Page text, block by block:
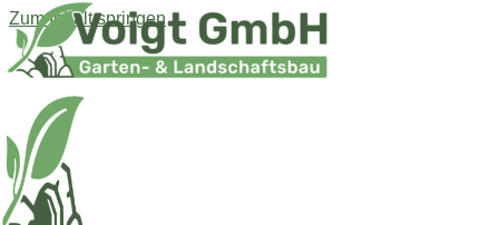
Zum Inhalt springen